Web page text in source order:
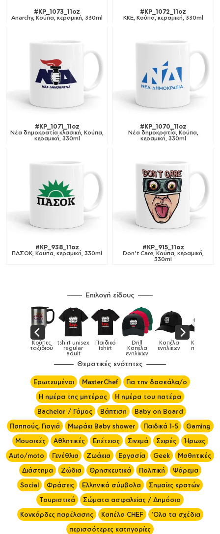
#KP_1073_11oz
Anarchy, Κούπα, κεραμική, 330ml
#KP_1072_11oz
ΚΚΕ, Κούπα, κεραμική, 330ml
#KP_1071_11oz
Νέα δημοκρατία κλασική, Κούπα,
κεραμική, 330ml
#KP_1070_11oz
Νέα δημοκρατία, Κούπα,
κεραμική, 330ml
#KP_938_11oz
ΠΑΣΟΚ, Κούπα, κεραμική, 330ml
#KP_915_11oz
Don't Care, Κούπα, κεραμική,
330ml
Επιλογή είδους
Κούπες
ταξιδιού
tshirt unisex
regular
adult
Παιδικό
tshirt
Drill
Καπέλα
ενηλίκων
Καπέλα
ενηλίκων
Καπέλα
παιδικά
Θεματικές ενότητες
Ερωτευμένοι MasterChef
Για την δασκάλα/ο
Η ημέρα της μητέρας
Η ημέρα του πατέρα
Bachelor / Γάμος
Βάπτιση
Baby on Board
Παππούς, Γιαγιά
Μωράκι Baby shower Παιδικά 1-5
Gaming
Μουσικές
Αθλητικές Επέτειος Σινεμά Σειρές
Ήρωες
Auto/moto
Γενέθλια Ζωάκια Εργασία Geek
Μαθητικές
Διάστημα
Ζώδια Θρησκευτικά Πολιτική
Ψάρεμα
Social
Φράσεις Ελληνικά σύμβολα
Σημαίες κρατών
Τουριστικά
Σώματα ασφαλείας / Δημόσιο
Κονκάρδες παρέλασης
Καπέλα CHEF
'Ολα τα σχέδια
περισσότερες κατηγορίες